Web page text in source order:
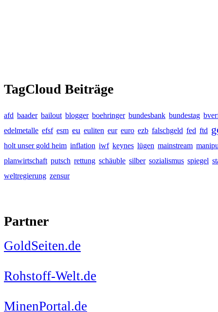
TagCloud Beiträge
afd baader bailout blogger boehringer bundesbank bundestag
edelmetalle efsf esm eu euliten eur euro ezb falschgeld fed ftd
holt unser gold heim inflation iwf keynes lügen mainstream
planwirtschaft putsch rettung schäuble silber sozialismus spiegel
weltregierung zensur
Partner
GoldSeiten.de
Rohstoff-Welt.de
MinenPortal.de